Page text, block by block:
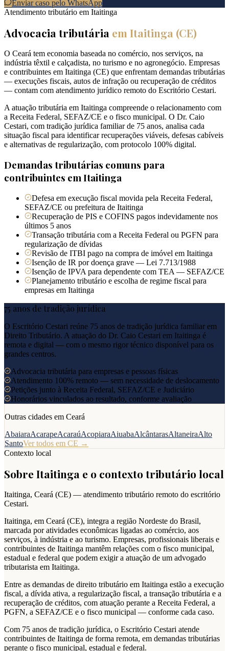
Enviar caso pelo WhatsApp
Atendimento tributário em Itaitinga
Advocacia tributária em Itaitinga (CE)
O Ceará tem economia baseada no comércio, nos serviços, na
indústria têxtil e calçadista, no turismo e no agronegócio. Empresas
e contribuintes em Itaitinga (CE) que enfrentam demandas tributárias
— execuções fiscais, autos de infração ou recuperação de créditos
— contam com atendimento jurídico remoto do Escritório Cestari.
A atuação tributária em Itaitinga compreende o relacionamento com
a Receita Federal, SEFAZ/CE e o fisco municipal. O Dr. Caio
Cestari, com tradição jurídica familiar de 75 anos, analisa cada
situação fiscal para identificar recuperações viáveis, defesas cabíveis
e alternativas de regularização, com protocolo 100% digital.
Demandas tributárias comuns para
contribuintes emItaitinga
Defesa em execução fiscal movida pela Receita Federal,
SEFAZ/CE ou prefeitura de Itaitinga
Recuperação de PIS e COFINS pagos indevidamente nos
últimos 5 anos
Transação tributária com a Receita Federal ou PGFN para
regularização de dívidas
Revisão de ITBI pago na compra de imóvel em Itaitinga
Isenção de IR por doença grave — Lei 7.713/1988
Isenção de IPVA para dependente com TEA — SEFAZ/CE
Planejamento tributário e escolha de regime fiscal para
empresas em Itaitinga
75 anos de tradição jurídica
O Escritório Cestari reúne 75 anos de tradição jurídica familiar em
Direito Tributário. A atuação do Dr. Caio Cestari em Itaitinga é
remota e digital — com o mesmo rigor técnico disponível para os
grandes centros.
Advocacia tributária para empresas e pessoas físicas
Atendimento 100% remoto — sem necessidade de deslocamento
Petições junto à Receita Federal, SEFAZ/CE e Judiciário
Honorários vinculados ao resultado, conforme avaliação
Outras cidades em Ceará
AbaiaraAcarapeAcaraúAcopiaraAiuabaAlcântarasAltaneiraAlto
SantoVer todos em CE →
Contexto local
Sobre Itaitinga e o contexto tributário local
Itaitinga, Ceará (CE) — atendimento tributário remoto do escritório
Cestari.
Itaitinga, em Ceará (CE), integra a região Nordeste do Brasil,
marcada por atividades econômicas ligadas ao comércio, aos
serviços, à indústria e ao turismo. Empresas, profissionais liberais e
contribuintes de Itaitinga mantêm relações com o fisco municipal,
estadual e federal que podem exigir a atuação de um advogado
tributarista em Itaitinga.
Entre as demandas de direito tributário em Itaitinga estão a execução
fiscal, a dívida ativa, a regularização fiscal, a transação tributária e a
recuperação de créditos, com atuação perante a Receita Federal, a
PGFN, a SEFAZ/CE e o fisco municipal — conforme cada caso.
Com 75 anos de tradição jurídica, o Escritório Cestari atende
contribuintes de Itaitinga de forma remota, em demandas tributárias
perante o fisco municipal, estadual e federal.